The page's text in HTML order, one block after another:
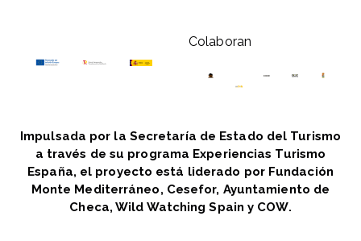
Colaboran
Impulsada por la Secretaría de Estado del Turismo
a través de su programa Experiencias Turismo
España, el proyecto está liderado por Fundación
Monte Mediterráneo, Cesefor, Ayuntamiento de
Checa, Wild Watching Spain y COW.